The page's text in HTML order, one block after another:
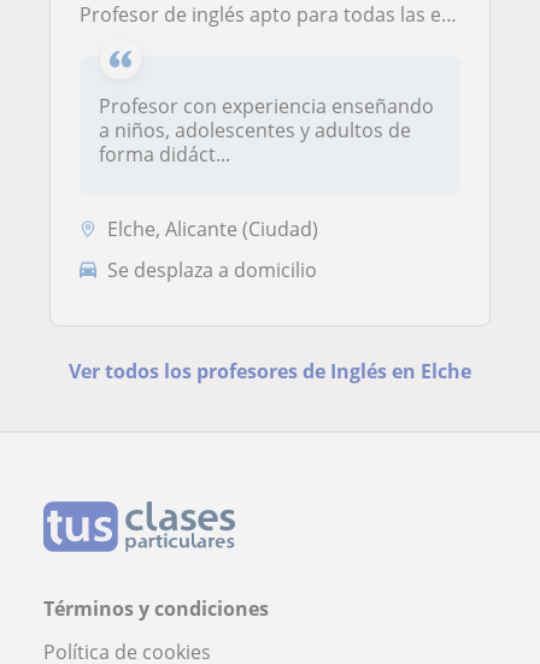
Profesor de inglés apto para todas las edades y niveles
Profesor con experiencia enseñando
a niños, adolescentes y adultos de
forma didáct...
Elche, Alicante (Ciudad)
Se desplaza a domicilio
Ver todos los profesores de Inglés en Elche
Términos y condiciones
Política de cookies